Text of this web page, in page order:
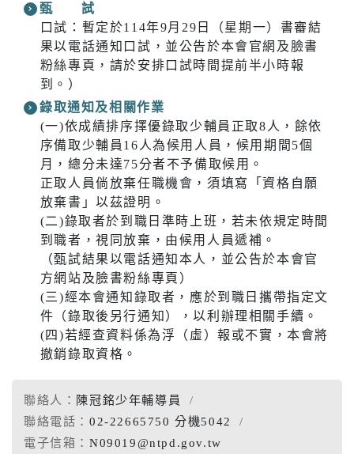
甄 試
口試：暫定於114年9月29日（星期一）書審結
果以電話通知口試，並公告於本會官網及臉書
粉絲專頁，請於安排口試時間提前半小時報
到。）
錄取通知及相關作業
(一)依成績排序擇優錄取少輔員正取8人，餘依
序備取少輔員16人為候用人員，候用期間5個
月，總分未達75分者不予備取候用。
正取人員倘放棄任職機會，須填寫「資格自願
放棄書」以茲證明。
(二)錄取者於到職日準時上班，若未依規定時間
到職者，視同放棄，由候用人員遞補。
（甄試結果以電話通知本人，並公告於本會官
方網站及臉書粉絲專頁）
(三)經本會通知錄取者，應於到職日攜帶指定文
件（錄取後另行通知），以利辦理相關手續。
(四)若經查資料係為浮（虛）報或不實，本會將
撤銷錄取資格。
聯絡人： 陳冠銘少年輔導員
聯絡電話： 02-22665750 分機5042
電子信箱： N09019@ntpd.gov.tw